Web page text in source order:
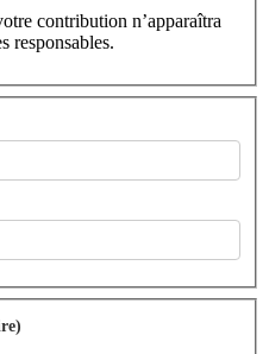
contribution n’apparaîtra
responsables.